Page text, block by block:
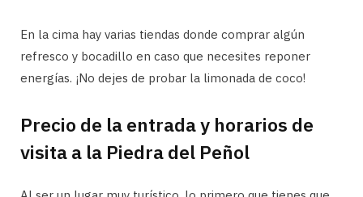
En la cima hay varias tiendas donde comprar algún
refresco y bocadillo en caso que necesites reponer
energías. ¡No dejes de probar la limonada de coco!
Precio de la entrada y horarios de
visita a la Piedra del Peñol